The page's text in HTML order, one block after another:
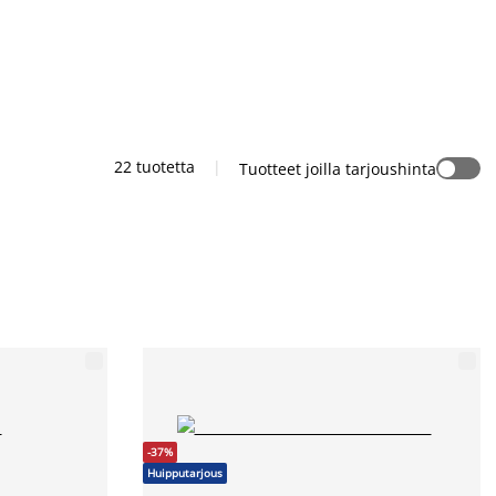
22 tuotetta | Tuotteet joilla tarjoushinta
-37%
Huipputarjous